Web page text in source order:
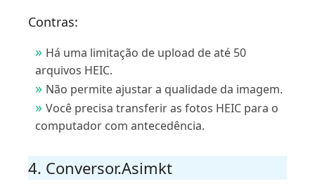
Contras:
Há uma limitação de upload de até 50
arquivos HEIC.
Não permite ajustar a qualidade da imagem.
Você precisa transferir as fotos HEIC para o
computador com antecedência.
4. Conversor.Asimkt